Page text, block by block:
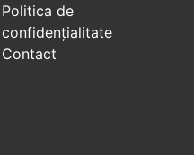
Politica de
confidenţialitate
Contact